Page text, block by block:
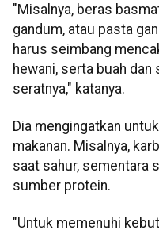
"Misalnya, beras
gandum, atau pasta
harus seimbang
hewani, serta buah
seratnya," katanya.
Dia mengingatkan
makanan. Misalnya,
saat sahur, sementara
sumber protein.
"Untuk memenuhi